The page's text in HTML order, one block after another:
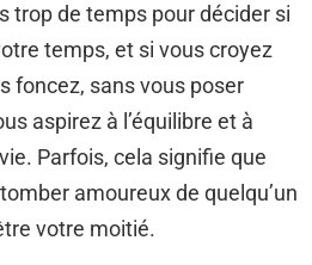
trop de temps pour décider si
temps, et si vous croyez
foncez, sans vous poser
aspirez à l’équilibre et à
Parfois, cela signifie que
amoureux de quelqu’un
votre moitié.